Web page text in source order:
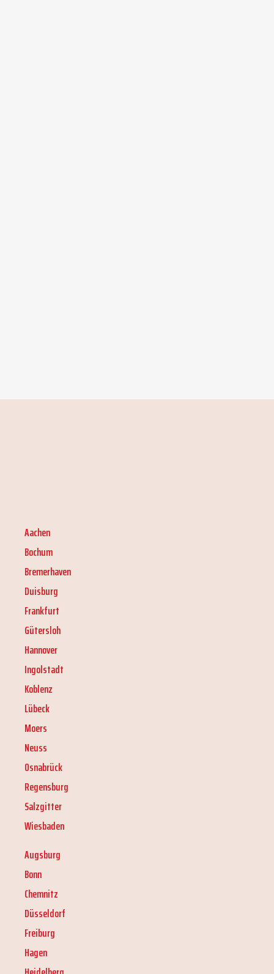
Aachen
Bochum
Bremerhaven
Duisburg
Frankfurt
Gütersloh
Hannover
Ingolstadt
Koblenz
Lübeck
Moers
Neuss
Osnabrück
Regensburg
Salzgitter
Wiesbaden
Augsburg
Bonn
Chemnitz
Düsseldorf
Freiburg
Hagen